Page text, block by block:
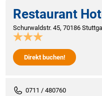
Restaurant
Schurwaldstr. 45, 70186
Direkt buchen!
0711 / 480760